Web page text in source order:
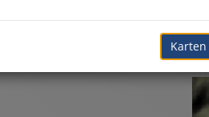
Dead